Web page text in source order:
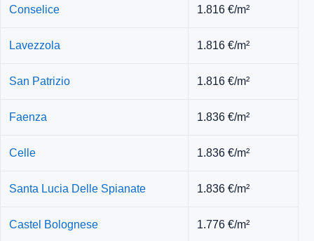
Conselice 1.816 €/m²
Lavezzola 1.816 €/m²
San Patrizio 1.816 €/m²
Faenza 1.836 €/m²
Celle 1.836 €/m²
Santa Lucia Delle Spianate 1.836 €/m²
Castel Bolognese 1.776 €/m²